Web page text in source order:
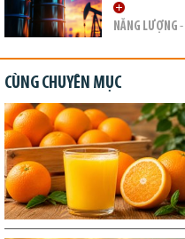
NĂNG LƯỢNG -
CÙNG CHUYÊN MỤC